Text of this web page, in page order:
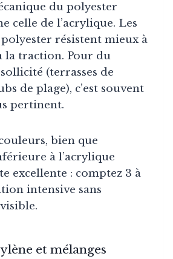
du polyester
celle de l’acrylique. Les
résistent mieux à
la traction. Pour du
(terrasses de
de plage), c’est souvent
pertinent.
bien que
à l’acrylique
excellente : comptez 3 à
intensive sans
et mélanges